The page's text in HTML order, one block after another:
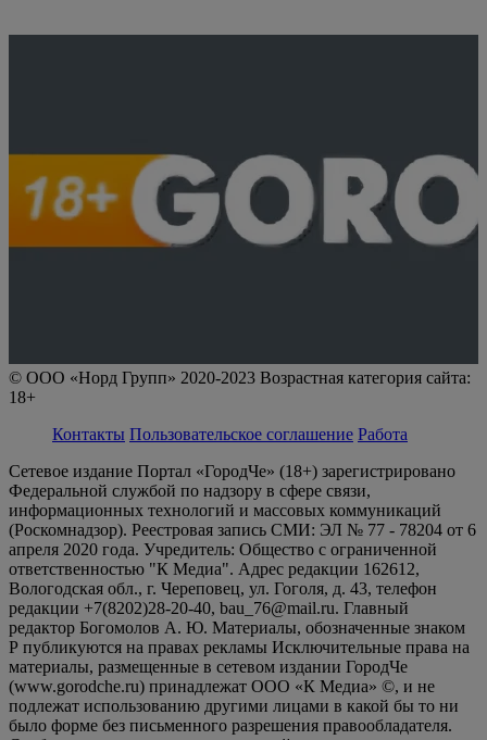
© ООО «Норд Групп» 2020-2023 Возрастная категория сайта:
18+
Контакты Пользовательское соглашение Работа
Сетевое издание Портал «ГородЧе» (18+) зарегистрировано
Федеральной службой по надзору в сфере связи,
информационных технологий и массовых коммуникаций
(Роскомнадзор). Реестровая запись СМИ: ЭЛ № 77 - 78204 от 6
апреля 2020 года. Учредитель: Общество с ограниченной
ответственностью "К Медиа". Адрес редакции 162612,
Вологодская обл., г. Череповец, ул. Гоголя, д. 43, телефон
редакции +7(8202)28-20-40, bau_76@mail.ru. Главный
редактор Богомолов А. Ю. Материалы, обозначенные знаком
Р публикуются на правах рекламы Исключительные права на
материалы, размещенные в сетевом издании ГородЧе
(www.gorodche.ru) принадлежат ООО «К Медиа» ©, и не
подлежат использованию другими лицами в какой бы то ни
было форме без письменного разрешения правообладателя.